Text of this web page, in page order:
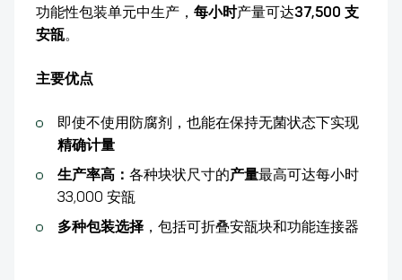
功能性包装单元中生产， 每小时产量可达37,500 支
安瓿。
主要优点
即使不使用防腐剂，也能在保持无菌状态下实现
精确计量
生产率高： 各种块状尺寸的产量最高可达每小时
33,000 安瓿
多种包装选择 ，包括可折叠安瓿块和功能连接器